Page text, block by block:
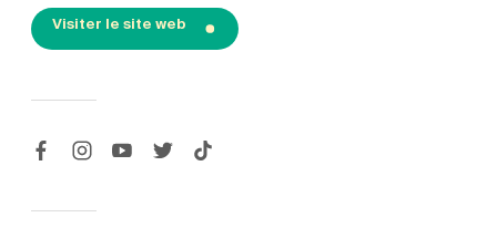
Visiter le site web